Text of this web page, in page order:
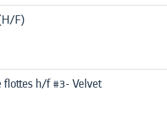
F)
h/f #3- Velvet